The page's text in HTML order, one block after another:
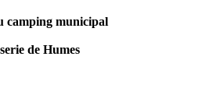
camping municipal
de Humes